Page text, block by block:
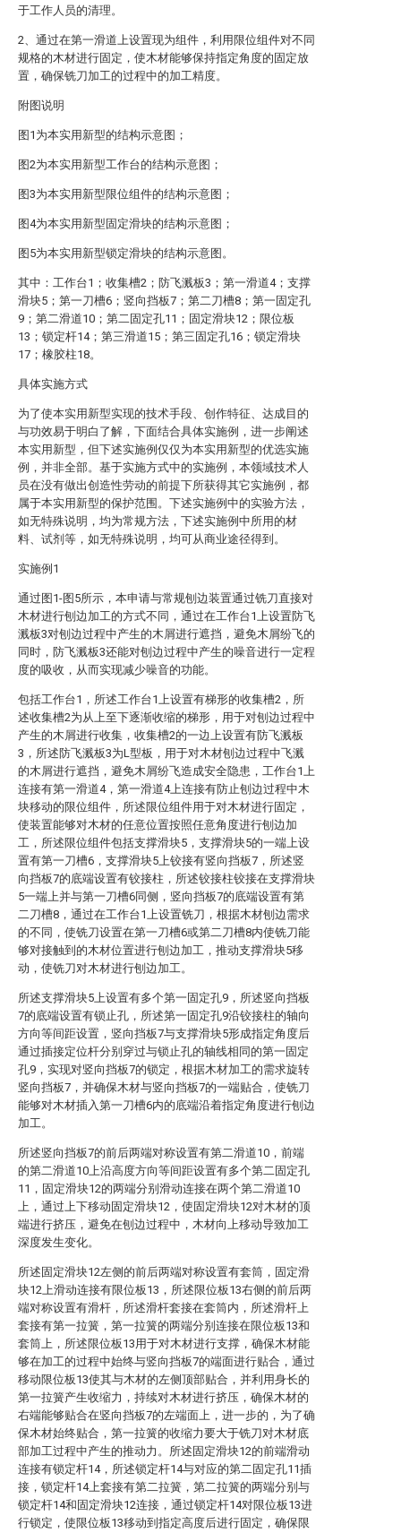
于工作人员的清理。
2、通过在第一滑道上设置现为组件，利用限位组件对不同
规格的木材进行固定，使木材能够保持指定角度的固定放
置，确保铣刀加工的过程中的加工精度。
附图说明
图1为本实用新型的结构示意图；
图2为本实用新型工作台的结构示意图；
图3为本实用新型限位组件的结构示意图；
图4为本实用新型固定滑块的结构示意图；
图5为本实用新型锁定滑块的结构示意图。
其中：工作台1；收集槽2；防飞溅板3；第一滑道4；支撑
滑块5；第一刀槽6；竖向挡板7；第二刀槽8；第一固定孔
9；第二滑道10；第二固定孔11；固定滑块12；限位板
13；锁定杆14；第三滑道15；第三固定孔16；锁定滑块
17；橡胶柱18。
具体实施方式
为了使本实用新型实现的技术手段、创作特征、达成目的
与功效易于明白了解，下面结合具体实施例，进一步阐述
本实用新型，但下述实施例仅仅为本实用新型的优选实施
例，并非全部。基于实施方式中的实施例，本领域技术人
员在没有做出创造性劳动的前提下所获得其它实施例，都
属于本实用新型的保护范围。下述实施例中的实验方法，
如无特殊说明，均为常规方法，下述实施例中所用的材
料、试剂等，如无特殊说明，均可从商业途径得到。
实施例1
通过图1-图5所示，本申请与常规刨边装置通过铣刀直接对
木材进行刨边加工的方式不同，通过在工作台1上设置防飞
溅板3对刨边过程中产生的木屑进行遮挡，避免木屑纷飞的
同时，防飞溅板3还能对刨边过程中产生的噪音进行一定程
度的吸收，从而实现减少噪音的功能。
包括工作台1，所述工作台1上设置有梯形的收集槽2，所
述收集槽2为从上至下逐渐收缩的梯形，用于对刨边过程中
产生的木屑进行收集，收集槽2的一边上设置有防飞溅板
3，所述防飞溅板3为L型板，用于对木材刨边过程中飞溅
的木屑进行遮挡，避免木屑纷飞造成安全隐患，工作台1上
连接有第一滑道4，第一滑道4上连接有防止刨边过程中木
块移动的限位组件，所述限位组件用于对木材进行固定，
使装置能够对木材的任意位置按照任意角度进行刨边加
工，所述限位组件包括支撑滑块5，支撑滑块5的一端上设
置有第一刀槽6，支撑滑块5上铰接有竖向挡板7，所述竖
向挡板7的底端设置有铰接柱，所述铰接柱铰接在支撑滑块
5一端上并与第一刀槽6同侧，竖向挡板7的底端设置有第
二刀槽8，通过在工作台1上设置铣刀，根据木材刨边需求
的不同，使铣刀设置在第一刀槽6或第二刀槽8内使铣刀能
够对接触到的木材位置进行刨边加工，推动支撑滑块5移
动，使铣刀对木材进行刨边加工。
所述支撑滑块5上设置有多个第一固定孔9，所述竖向挡板
7的底端设置有锁止孔，所述第一固定孔9沿铰接柱的轴向
方向等间距设置，竖向挡板7与支撑滑块5形成指定角度后
通过插接定位杆分别穿过与锁止孔的轴线相同的第一固定
孔9，实现对竖向挡板7的锁定，根据木材加工的需求旋转
竖向挡板7，并确保木材与竖向挡板7的一端贴合，使铣刀
能够对木材插入第一刀槽6内的底端沿着指定角度进行刨边
加工。
所述竖向挡板7的前后两端对称设置有第二滑道10，前端
的第二滑道10上沿高度方向等间距设置有多个第二固定孔
11，固定滑块12的两端分别滑动连接在两个第二滑道10
上，通过上下移动固定滑块12，使固定滑块12对木材的顶
端进行挤压，避免在刨边过程中，木材向上移动导致加工
深度发生变化。
所述固定滑块12左侧的前后两端对称设置有套筒，固定滑
块12上滑动连接有限位板13，所述限位板13右侧的前后两
端对称设置有滑杆，所述滑杆套接在套筒内，所述滑杆上
套接有第一拉簧，第一拉簧的两端分别连接在限位板13和
套筒上，所述限位板13用于对木材进行支撑，确保木材能
够在加工的过程中始终与竖向挡板7的端面进行贴合，通过
移动限位板13使其与木材的左侧顶部贴合，并利用身长的
第一拉簧产生收缩力，持续对木材进行挤压，确保木材的
右端能够贴合在竖向挡板7的左端面上，进一步的，为了确
保木材始终贴合，第一拉簧的收缩力要大于铣刀对木材底
部加工过程中产生的推动力。所述固定滑块12的前端滑动
连接有锁定杆14，所述锁定杆14与对应的第二固定孔11插
接，锁定杆14上套接有第二拉簧，第二拉簧的两端分别与
锁定杆14和固定滑块12连接，通过锁定杆14对限位板13进
行锁定，使限位板13移动到指定高度后进行固定，确保限